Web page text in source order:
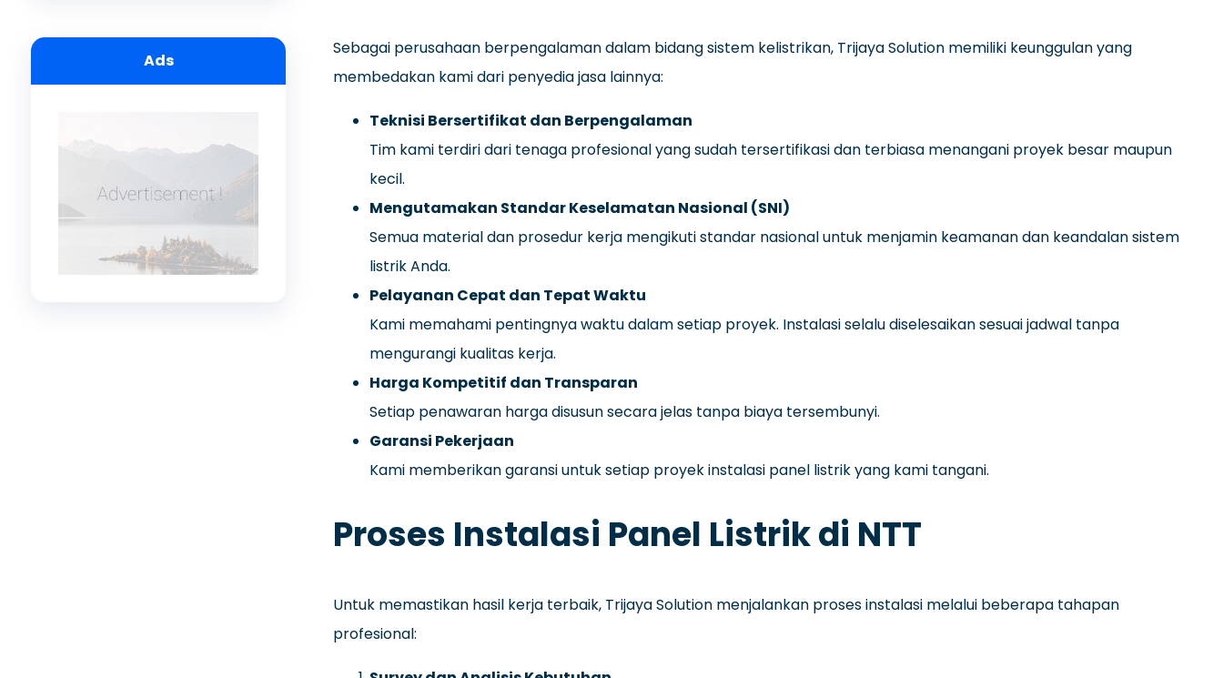
Sebagai perusahaan berpengalaman dalam bidang sistem kelistrikan, Trijaya Solution memiliki keunggulan yang
membedakan kami dari penyedia jasa lainnya:
Teknisi Bersertifikat dan Berpengalaman
Tim kami terdiri dari tenaga profesional yang sudah tersertifikasi dan terbiasa menangani proyek besar maupun
kecil.
Mengutamakan Standar Keselamatan Nasional (SNI)
Semua material dan prosedur kerja mengikuti standar nasional untuk menjamin keamanan dan keandalan sistem
listrik Anda.
Pelayanan Cepat dan Tepat Waktu
Kami memahami pentingnya waktu dalam setiap proyek. Instalasi selalu diselesaikan sesuai jadwal tanpa
mengurangi kualitas kerja.
Harga Kompetitif dan Transparan
Setiap penawaran harga disusun secara jelas tanpa biaya tersembunyi.
Garansi Pekerjaan
Kami memberikan garansi untuk setiap proyek instalasi panel listrik yang kami tangani.
Proses Instalasi Panel Listrik di NTT
Untuk memastikan hasil kerja terbaik, Trijaya Solution menjalankan proses instalasi melalui beberapa tahapan
profesional:
Ads